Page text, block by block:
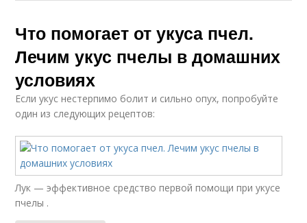
Что помогает от укуса пчел.
Лечим укус пчелы в домашних
условиях
Если укус нестерпимо болит и сильно опух, попробуйте
один из следующих рецептов:
Лук — эффективное средство первой помощи при укусе
пчелы .